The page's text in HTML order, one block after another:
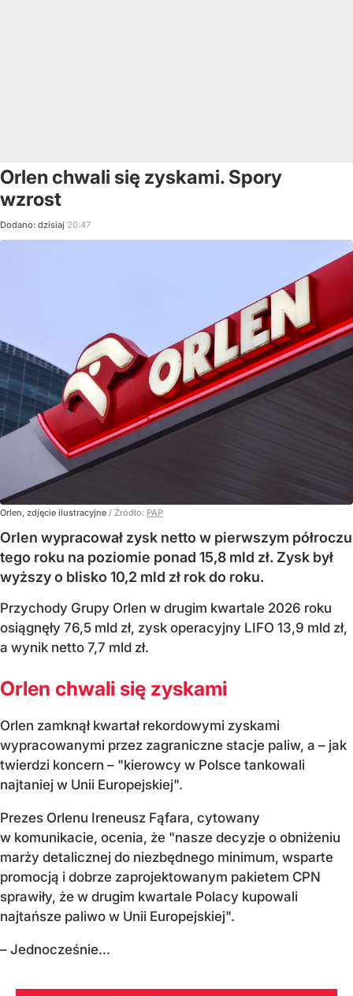
Orlen chwali się zyskami. Spory
wzrost
Dodano: dzisiaj 20:47
Orlen, zdjęcie ilustracyjne / Źródło: PAP
Orlen wypracował zysk netto w pierwszym półroczu
tego roku na poziomie ponad 15,8 mld zł. Zysk był
wyższy o blisko 10,2 mld zł rok do roku.
Przychody Grupy Orlen w drugim kwartale 2026 roku
osiągnęły 76,5 mld zł, zysk operacyjny LIFO 13,9 mld zł,
a wynik netto 7,7 mld zł.
Orlen chwali się zyskami
Orlen zamknął kwartał rekordowymi zyskami
wypracowanymi przez zagraniczne stacje paliw, a – jak
twierdzi koncern – "kierowcy w Polsce tankowali
najtaniej w Unii Europejskiej".
Prezes Orlenu Ireneusz Fąfara, cytowany
w komunikacie, ocenia, że "nasze decyzje o obniżeniu
marży detalicznej do niezbędnego minimum, wsparte
promocją i dobrze zaprojektowanym pakietem CPN
sprawiły, że w drugim kwartale Polacy kupowali
najtańsze paliwo w Unii Europejskiej".
– Jednocześnie...